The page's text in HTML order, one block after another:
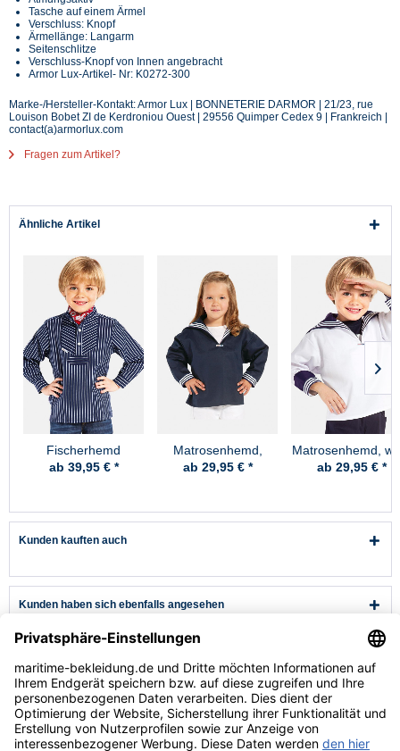
Tasche auf einem Ärmel
Verschluss: Knopf
Ärmellänge: Langarm
Seitenschlitze
Verschluss-Knopf von Innen angebracht
Armor Lux-Artikel- Nr: K0272-300
Marke-/Hersteller-Kontakt: Armor Lux | BONNETERIE DARMOR | 21/23, rue
Louison Bobet ZI de Kerdroniou Ouest | 29556 Quimper Cedex 9 | Frankreich |
contact(a)armorlux.com
Fragen zum Artikel?
Ähnliche Artikel
Fischerhemd
Original breit
ab 39,95 € *
Matrosenhemd,
marine - Kinder
ab 29,95 € *
Matrosenhemd,
- Kinder
ab 29,95 € *
Kunden kauften auch
Kunden haben sich ebenfalls angesehen
Kundenservice